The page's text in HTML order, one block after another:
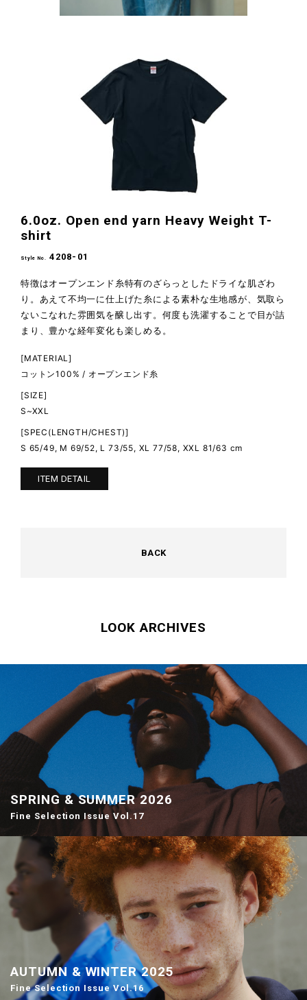
6.0oz. Open end yarn Heavy Weight T-
shirt
Style No. 4208-01
特徴はオープンエンド糸特有のざらっとしたドライな肌ざわ
り。あえて不均一に仕上げた糸による素朴な生地感が、気取ら
ないこなれた雰囲気を醸し出す。何度も洗濯することで目が詰
まり、豊かな経年変化も楽しめる。
[MATERIAL]
コットン100% / オープンエンド糸
[SIZE]
S~XXL
[SPEC(LENGTH/CHEST)]
S 65/49, M 69/52, L 73/55, XL 77/58, XXL 81/63 cm
ITEM DETAIL
BACK
LOOK ARCHIVES
SPRING & SUMMER 2026
Fine Selection Issue Vol.17
AUTUMN & WINTER 2025
Fine Selection Issue Vol.16